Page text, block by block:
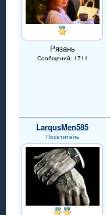
Рязань
Сообщений: 1711
LarqusMen585
Посетитель